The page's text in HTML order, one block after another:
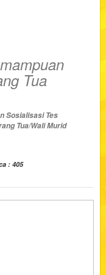
Tua
Sosialisasi Tes
Tua/Wali Murid
: 405